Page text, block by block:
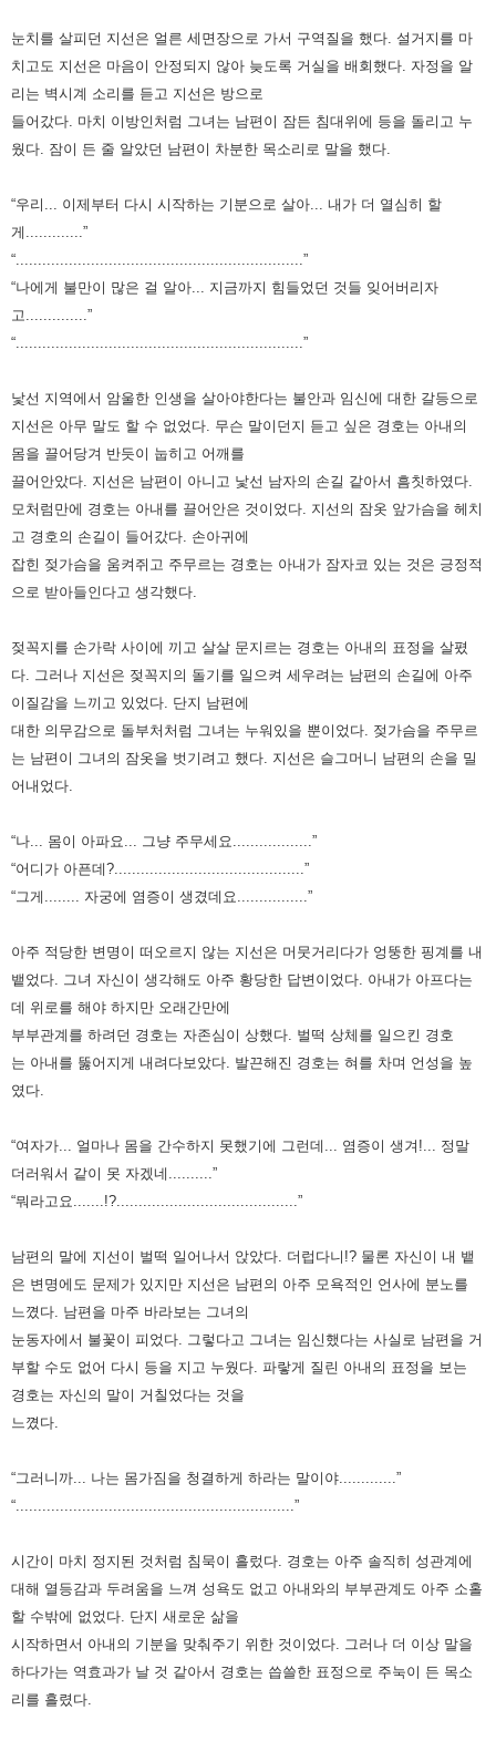
눈치를 살피던 지선은 얼른 세면장으로 가서 구역질을 했다. 설거지를 마
치고도 지선은 마음이 안정되지 않아 늦도록 거실을 배회했다. 자정을 알
리는 벽시계 소리를 듣고 지선은 방으로
들어갔다. 마치 이방인처럼 그녀는 남편이 잠든 침대위에 등을 돌리고 누
웠다. 잠이 든 줄 알았던 남편이 차분한 목소리로 말을 했다.
“우리... 이제부터 다시 시작하는 기분으로 살아... 내가 더 열심히 할
게.............”
“.................................................................”
“나에게 불만이 많은 걸 알아... 지금까지 힘들었던 것들 잊어버리자
고..............”
“.................................................................”
낯선 지역에서 암울한 인생을 살아야한다는 불안과 임신에 대한 갈등으로
지선은 아무 말도 할 수 없었다. 무슨 말이던지 듣고 싶은 경호는 아내의
몸을 끌어당겨 반듯이 눕히고 어깨를
끌어안았다. 지선은 남편이 아니고 낯선 남자의 손길 같아서 흠칫하였다.
모처럼만에 경호는 아내를 끌어안은 것이었다. 지선의 잠옷 앞가슴을 헤치
고 경호의 손길이 들어갔다. 손아귀에
잡힌 젖가슴을 움켜쥐고 주무르는 경호는 아내가 잠자코 있는 것은 긍정적
으로 받아들인다고 생각했다.
젖꼭지를 손가락 사이에 끼고 살살 문지르는 경호는 아내의 표정을 살폈
다. 그러나 지선은 젖꼭지의 돌기를 일으켜 세우려는 남편의 손길에 아주
이질감을 느끼고 있었다. 단지 남편에
대한 의무감으로 돌부처처럼 그녀는 누워있을 뿐이었다. 젖가슴을 주무르
는 남편이 그녀의 잠옷을 벗기려고 했다. 지선은 슬그머니 남편의 손을 밀
어내었다.
“나... 몸이 아파요... 그냥 주무세요..................”
“어디가 아픈데?...........................................”
“그게........ 자궁에 염증이 생겼데요................”
아주 적당한 변명이 떠오르지 않는 지선은 머뭇거리다가 엉뚱한 핑계를 내
뱉었다. 그녀 자신이 생각해도 아주 황당한 답변이었다. 아내가 아프다는
데 위로를 해야 하지만 오래간만에
부부관계를 하려던 경호는 자존심이 상했다. 벌떡 상체를 일으킨 경호
는 아내를 뚫어지게 내려다보았다. 발끈해진 경호는 혀를 차며 언성을 높
였다.
“여자가... 얼마나 몸을 간수하지 못했기에 그런데... 염증이 생겨!... 정말
더러워서 같이 못 자겠네..........”
“뭐라고요.......!?.........................................”
남편의 말에 지선이 벌떡 일어나서 앉았다. 더럽다니!? 물론 자신이 내 뱉
은 변명에도 문제가 있지만 지선은 남편의 아주 모욕적인 언사에 분노를
느꼈다. 남편을 마주 바라보는 그녀의
눈동자에서 불꽃이 피었다. 그렇다고 그녀는 임신했다는 사실로 남편을 거
부할 수도 없어 다시 등을 지고 누웠다. 파랗게 질린 아내의 표정을 보는
경호는 자신의 말이 거칠었다는 것을
느꼈다.
“그러니까... 나는 몸가짐을 청결하게 하라는 말이야.............”
“...............................................................”
시간이 마치 정지된 것처럼 침묵이 흘렀다. 경호는 아주 솔직히 성관계에
대해 열등감과 두려움을 느껴 성욕도 없고 아내와의 부부관계도 아주 소홀
할 수밖에 없었다. 단지 새로운 삶을
시작하면서 아내의 기분을 맞춰주기 위한 것이었다. 그러나 더 이상 말을
하다가는 역효과가 날 것 같아서 경호는 씁쓸한 표정으로 주눅이 든 목소
리를 흘렸다.